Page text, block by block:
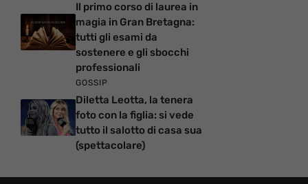
Il primo corso di laurea in
magia in Gran Bretagna:
tutti gli esami da
sostenere e gli sbocchi
professionali
GOSSIP
Diletta Leotta, la tenera
foto con la figlia: si vede
tutto il salotto di casa sua
(spettacolare)